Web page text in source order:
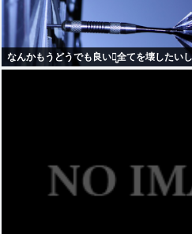
なんかもうどうでも良いし̤̬全てを壊したい